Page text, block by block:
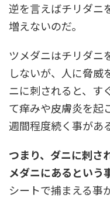
逆を言えばチリダニ
増えないのだ。
ツメダニはチリダニ
しないが、人に脅威
ニに刺されると、す
て痒みや皮膚炎を起
週間程度続く事があ
つまり、ダニに刺さ
メダニにあるという
シートで捕まえる事